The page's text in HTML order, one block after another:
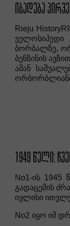
ᲘᲑᲐᲓᲔᲑᲐ
Rieju
ველოსიპედი
ბორბალზე,
ბენზინის
ამან
ორბორბლიანი
1949 ᲬᲔᲚᲘ:
No1-ის
გადაცემის
ივლისი
No2 იყო იმ